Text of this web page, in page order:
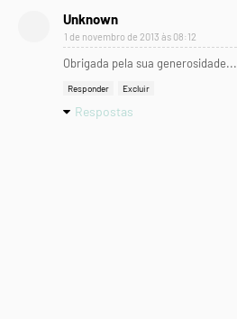
Unknown
1 de novembro de 2013 às 08:12
Obrigada pela sua generosidade...
Responder Excluir
Respostas